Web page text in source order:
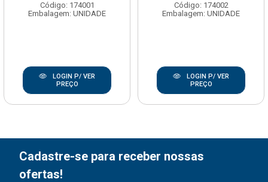
Código: 174001
Embalagem: UNIDADE
LOGIN P/ VER
PREÇO
Código: 174002
Embalagem: UNIDADE
LOGIN P/ VER
PREÇO
Cadastre-se para receber nossas
ofertas!